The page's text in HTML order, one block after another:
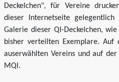
Deckelchen", für Vereine
dieser Internetseite gelegentlich
Galerie dieser QI-Deckelchen,
bisher verteilten Exemplare.
auserwählten Vereins und auf
MQI.